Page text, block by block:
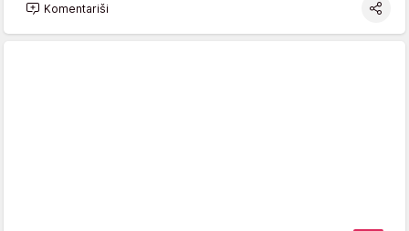
Komentariši